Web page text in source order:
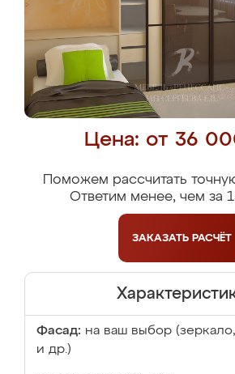
Цена: от 36
Поможем рассчитать
Ответим менее, чем за
ЗАКАЗАТЬ РАСЧЁТ
Фасад: на ваш выбор
и др.)